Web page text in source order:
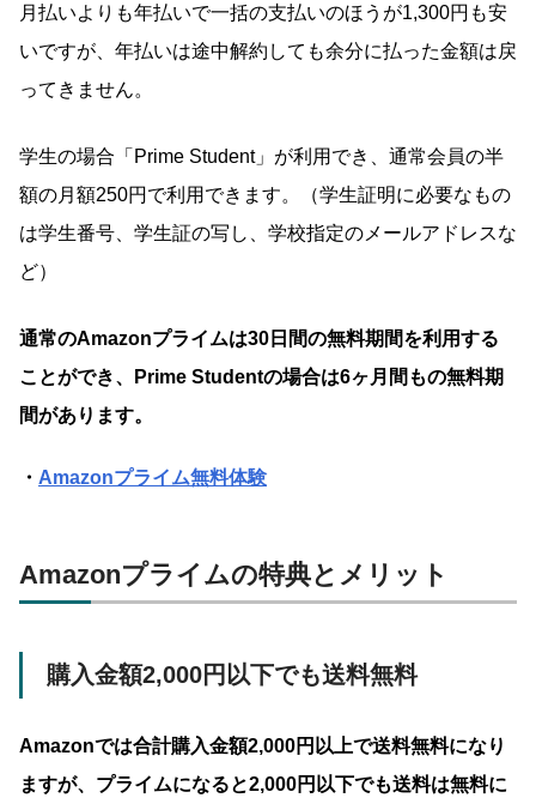
月払いよりも年払いで一括の支払いのほうが1,300円も安
いですが、年払いは途中解約しても余分に払った金額は戻
ってきません。
学生の場合「Prime Student」が利用でき、通常会員の半
額の月額250円で利用できます。（学生証明に必要なもの
は学生番号、学生証の写し、学校指定のメールアドレスな
ど）
通常のAmazonプライムは30日間の無料期間を利用する
ことができ、Prime Studentの場合は6ヶ月間もの無料期
間があります。
・ Amazonプライム無料体験
Amazonプライムの特典とメリット
購入金額2,000円以下でも送料無料
Amazonでは合計購入金額2,000円以上で送料無料になり
ますが、プライムになると2,000円以下でも送料は無料に